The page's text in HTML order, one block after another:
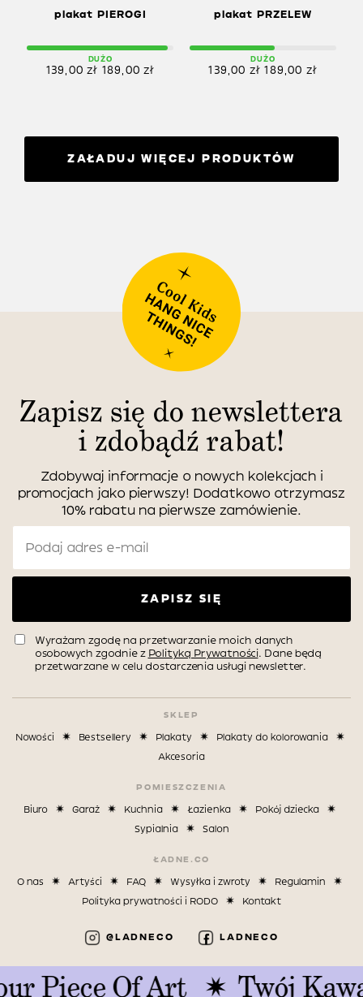
plakat PIEROGI
DUŻO
139,00zł 189,00zł
plakat PRZELEW
DUŻO
139,00 zł 189,00 zł
ZAŁADUJ WIĘCEJ PRODUKTÓW
Zapisz się do newslettera
i zdobądź rabat!
Zdobywaj informacje o nowych kolekcjach i
promocjach jako pierwszy! Dodatkowo otrzymasz
10% rabatu na pierwsze zamówienie.
ZAPISZ SIĘ
Wyrażam zgodę na przetwarzanie moich danych
osobowych zgodnie z Polityką Prywatności. Dane będą
przetwarzane w celu dostarczenia usługi newsletter.
SKLEP
Nowości Bestsellery Plakaty
Plakaty do kolorowania
Akcesoria
POMIESZCZENIA
Biuro Garaż Kuchnia Łazienka
Pokój dziecka
Sypialnia
Salon
ŁADNE.CO
O nas Artyści FAQ Wysyłka i zwroty
Regulamin
Polityka prywatności i RODO
Kontakt
@LADNECO LADNECO
Piece Of Art Twój